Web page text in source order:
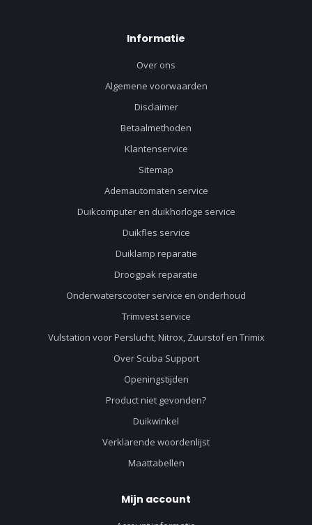
Informatie
Over ons
Algemene voorwaarden
Disclaimer
Betaalmethoden
Klantenservice
Sitemap
Ademautomaten service
Duikcomputer en duikhorloge service
Duikfles service
Duiklamp reparatie
Droogpak reparatie
Onderwaterscooter service en onderhoud
Trimvest service
Vulstation voor Perslucht, Nitrox, Zuurstof en Trimix
Over Scuba Support
Openingstijden
Product niet gevonden?
Duikwinkel
Verklarende woordenlijst
Maattabellen
Mijn account